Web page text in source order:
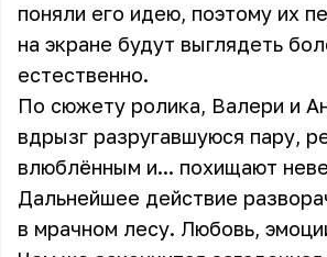
поняли его идею, поэтому их
на экране будут выглядеть
естественно.
По сюжету ролика, Валери и
вдрызг разругавшуюся пару,
влюблённым и... похищают
Дальнейшее действие
в мрачном лесу. Любовь,